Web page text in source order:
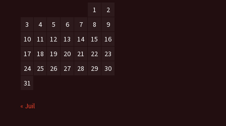
1
2
3
4 5 6 7 8
9
10
11 12 13 14 15
16
17
18 19 20 21 22
23
24
25 26 27 28 29
30
31
« Juil